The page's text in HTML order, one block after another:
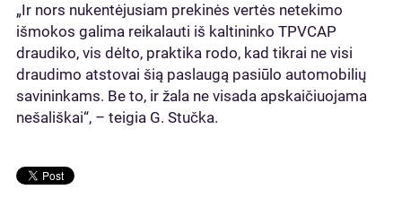
„Ir nors nukentėjusiam prekinės vertės netekimo
išmokos galima reikalauti iš kaltininko TPVCAP
draudiko, vis dėlto, praktika rodo, kad tikrai ne visi
draudimo atstovai šią paslaugą pasiūlo automobilių
savininkams. Be to, ir žala ne visada apskaičiuojama
nešališkai“, – teigia G. Stučka.